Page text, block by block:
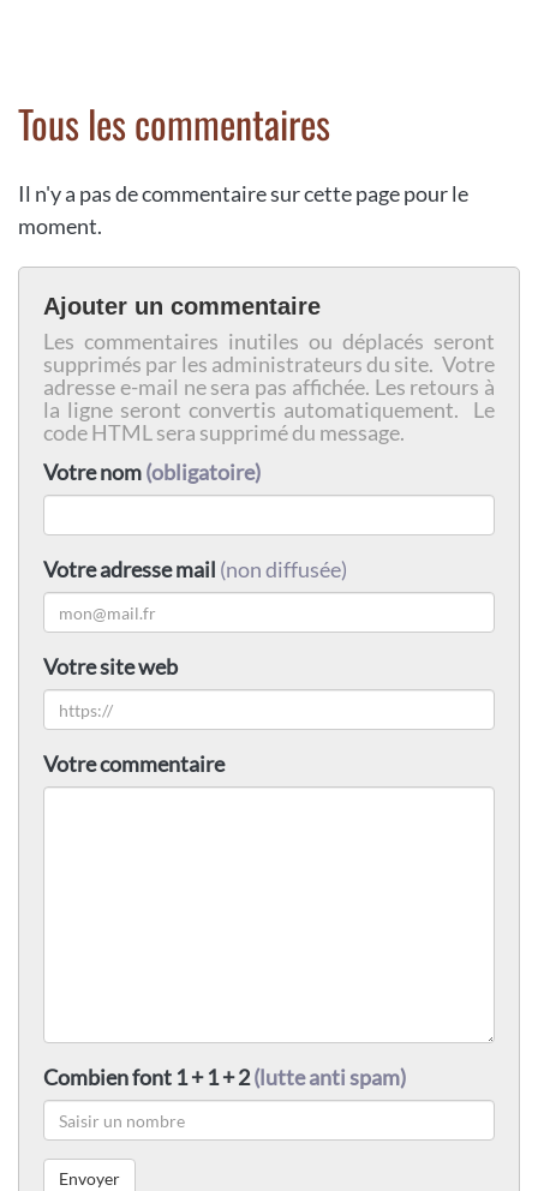
Tous les commentaires
Il n'y a pas de commentaire sur cette page pour le
moment.
Ajouter un commentaire
Les commentaires inutiles ou déplacés seront
supprimés par les administrateurs du site. Votre
adresse e-mail ne sera pas affichée. Les retours à
la ligne seront convertis automatiquement. Le
code HTML sera supprimé du message.
Votre nom(obligatoire)
Votre adresse mail (non diffusée)
Votre site web
Votre commentaire
Combien font 1 + 1 + 2(lutte anti spam)